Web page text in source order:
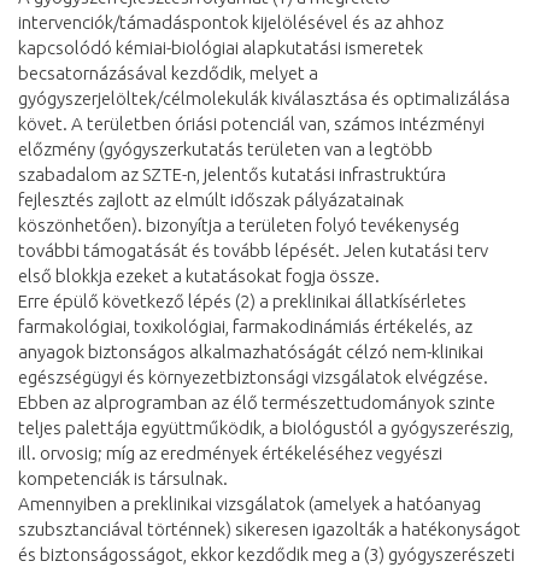
intervenciók/támadáspontok kijelölésével és az ahhoz
kapcsolódó kémiai-biológiai alapkutatási ismeretek
becsatornázásával kezdődik, melyet a
gyógyszerjelöltek/célmolekulák kiválasztása és optimalizálása
követ. A területben óriási potenciál van, számos intézményi
előzmény (gyógyszerkutatás területen van a legtöbb
szabadalom az SZTE-n, jelentős kutatási infrastruktúra
fejlesztés zajlott az elmúlt időszak pályázatainak
köszönhetően). bizonyítja a területen folyó tevékenység
további támogatását és tovább lépését. Jelen kutatási terv
első blokkja ezeket a kutatásokat fogja össze.
Erre épülő következő lépés (2) a preklinikai állatkísérletes
farmakológiai, toxikológiai, farmakodinámiás értékelés, az
anyagok biztonságos alkalmazhatóságát célzó nem-klinikai
egészségügyi és környezetbiztonsági vizsgálatok elvégzése.
Ebben az alprogramban az élő természettudományok szinte
teljes palettája együttműködik, a biológustól a gyógyszerészig,
ill. orvosig; míg az eredmények értékeléséhez vegyészi
kompetenciák is társulnak.
Amennyiben a preklinikai vizsgálatok (amelyek a hatóanyag
szubsztanciával történnek) sikeresen igazolták a hatékonyságot
és biztonságosságot, ekkor kezdődik meg a (3) gyógyszerészeti